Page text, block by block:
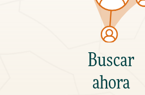
Buscar
ahora